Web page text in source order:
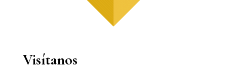
Visítanos